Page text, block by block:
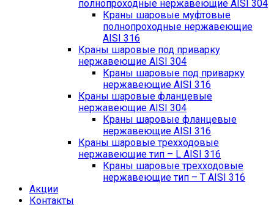
полнопроходные нержавеющие AISI 304
Краны шаровые муфтовые
полнопроходные нержавеющие
AISI 316
Краны шаровые под приварку
нержавеющие AISI 304
Краны шаровые под приварку
нержавеющие AISI 316
Краны шаровые фланцевые
нержавеющие AISI 304
Краны шаровые фланцевые
нержавеющие AISI 316
Краны шаровые трехходовые
нержавеющие тип – L AISI 316
Краны шаровые трехходовые
нержавеющие тип – T AISI 316
Акции
Контакты